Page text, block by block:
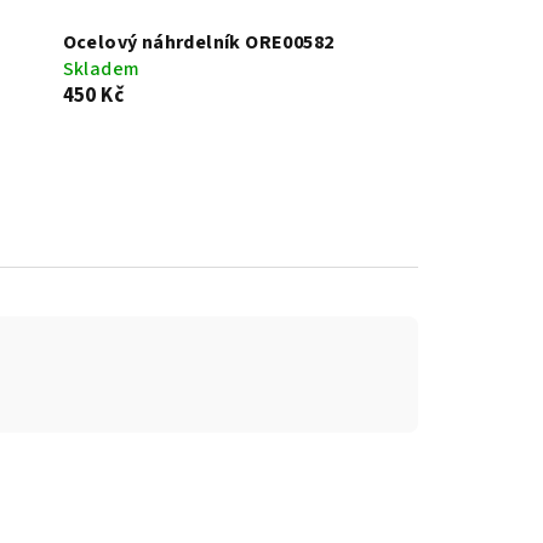
Ocelový náhrdelník ORE00582
Skladem
450 Kč